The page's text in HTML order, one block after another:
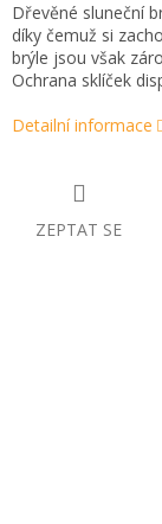
Dřevěné sluneční
díky čemuž si
brýle jsou však
Ochrana sklíček
Detailní informace
ZEPTAT SE